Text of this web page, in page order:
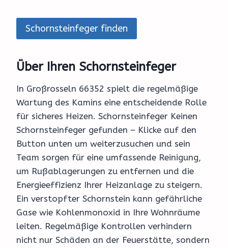
Schornsteinfeger finden
Über Ihren Schornsteinfeger
In Großrosseln 66352 spielt die regelmäßige
Wartung des Kamins eine entscheidende Rolle
für sicheres Heizen. Schornsteinfeger Keinen
Schornsteinfeger gefunden – Klicke auf den
Button unten um weiterzusuchen und sein
Team sorgen für eine umfassende Reinigung,
um Rußablagerungen zu entfernen und die
Energieeffizienz Ihrer Heizanlage zu steigern.
Ein verstopfter Schornstein kann gefährliche
Gase wie Kohlenmonoxid in Ihre Wohnräume
leiten. Regelmäßige Kontrollen verhindern
nicht nur Schäden an der Feuerstätte, sondern